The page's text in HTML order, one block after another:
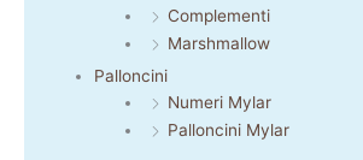
Complementi
Marshmallow
Palloncini
Numeri Mylar
Palloncini Mylar